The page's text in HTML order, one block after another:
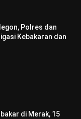
Polres dan
Kebakaran dan
di Merak, 15